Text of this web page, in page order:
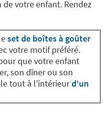
de votre enfant. Rendez
set de boîtes à goûter
votre motif préféré.
que votre enfant
son dîner ou son
tout à l'intérieurd'un